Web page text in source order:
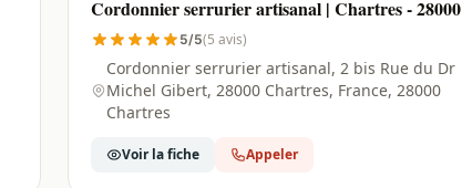
Cordonnier serrurier artisanal | Chartres - 28000
5/5(5 avis)
Cordonnier serrurier artisanal, 2 bis Rue du Dr
Michel Gibert, 28000 Chartres, France, 28000
Chartres
Voir la fiche Appeler